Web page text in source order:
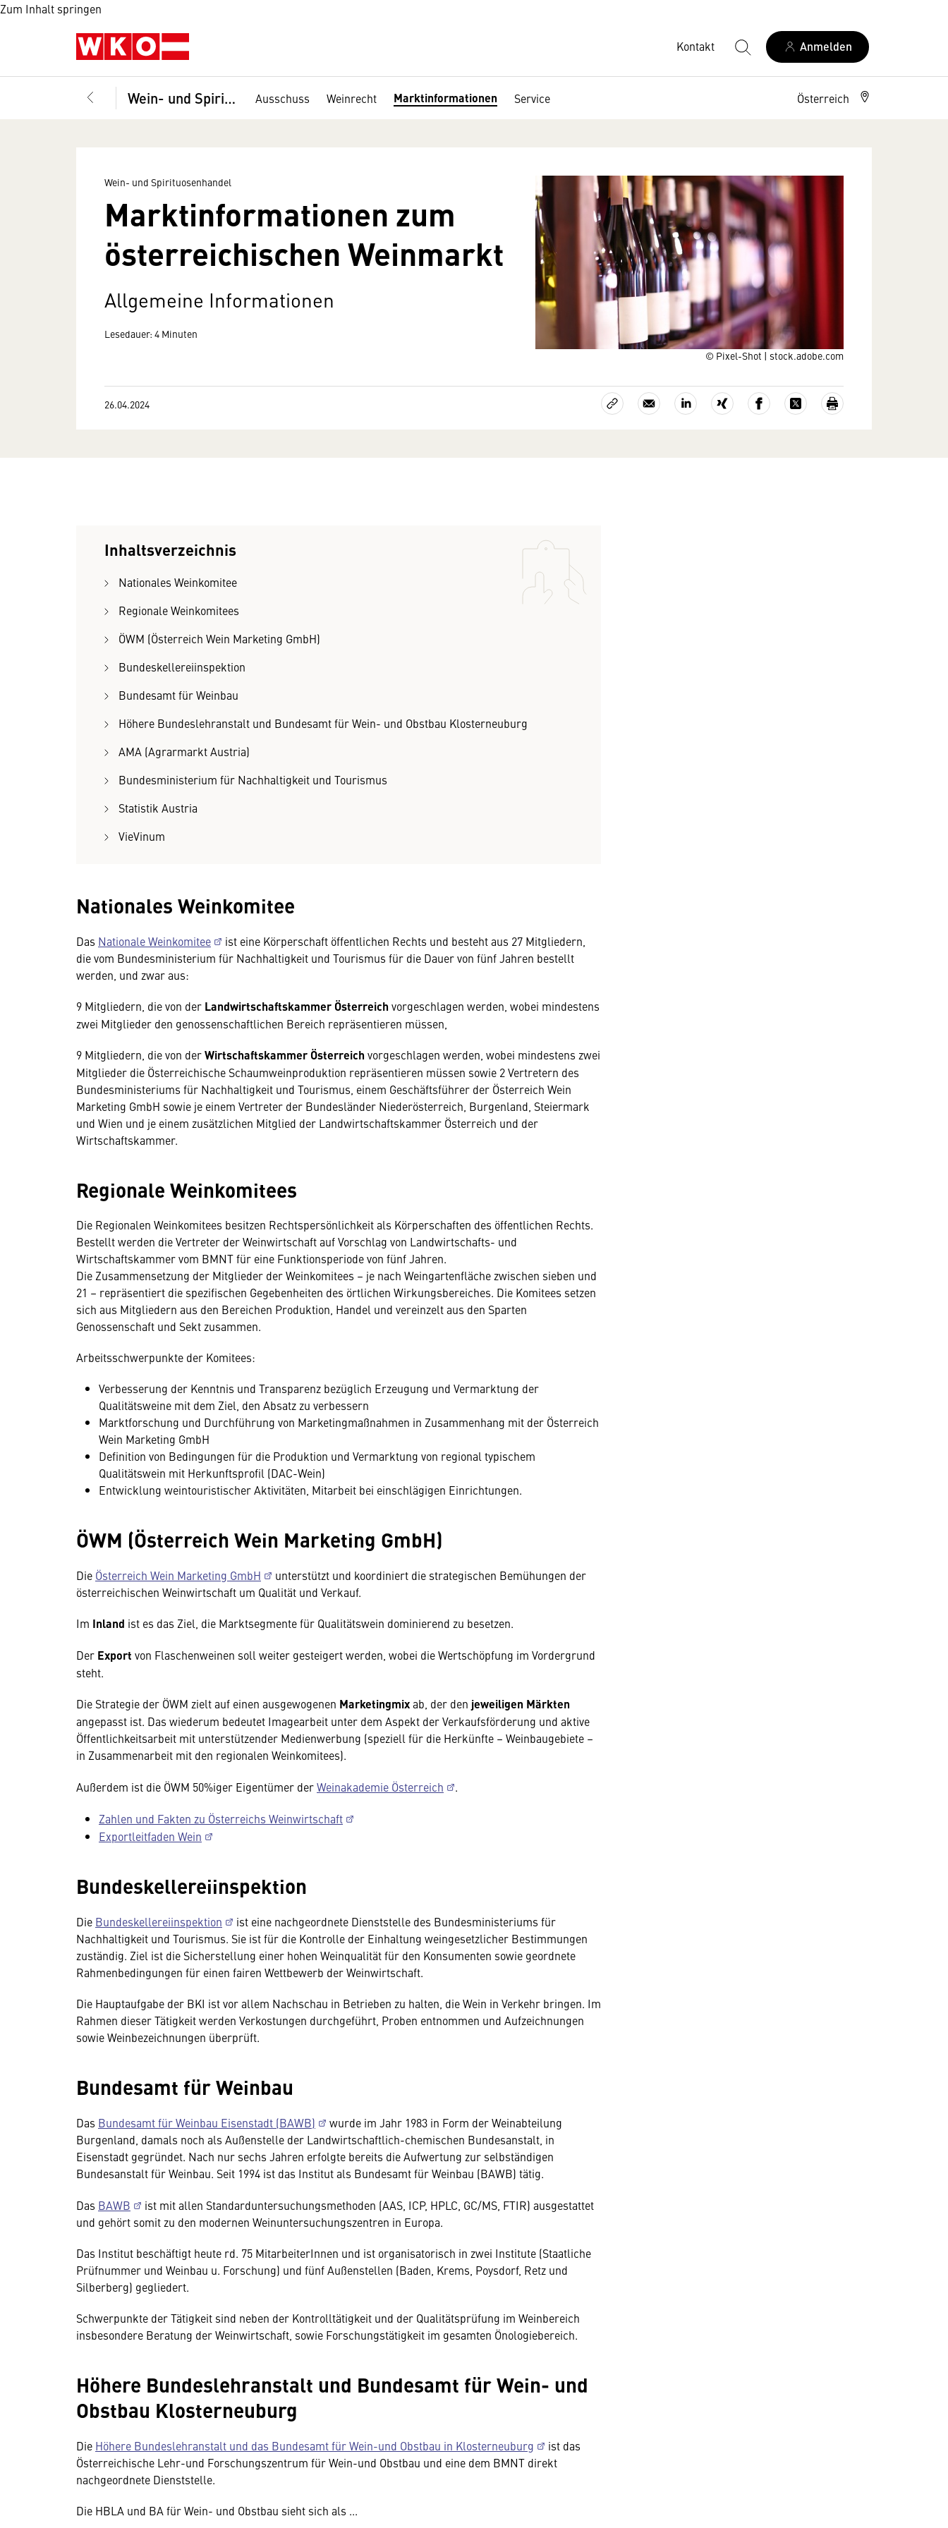
Zum Inhalt springen
Kontakt Anmelden
Wein- und Spirituosenhandel Ausschuss Weinrecht Marktinformationen Service Österreich
© Pixel-Shot | stock.adobe.com
Wein- und Spirituosenhandel
Markt­­in­formationen zum
öster­reichischen Wein­markt
Allgemeine Informationen
Lesedauer: 4 Minuten
26.04.2024
Inhaltsverzeichnis
Nationales Weinkomitee
Regionale Weinkomitees
ÖWM (Österreich Wein Marketing GmbH)
Bundeskellereiinspektion
Bundesamt für Weinbau
Höhere Bundeslehranstalt und Bundesamt für Wein- und Obstbau Klosterneuburg
AMA (Agrarmarkt Austria)
Bundesministerium für Nachhaltigkeit und Tourismus
Statistik Austria
VieVinum
Nationales Weinkomitee
Das Nationale Weinkomitee
ist eine Körperschaft öffentlichen Rechts und besteht aus 27 Mitgliedern,
die vom Bundesministerium für Nachhaltigkeit und Tourismus für die Dauer von fünf Jahren bestellt
werden, und zwar aus:
9 Mitgliedern, die von der Landwirtschaftskammer Österreich vorgeschlagen werden, wobei mindestens
zwei Mitglieder den genossenschaftlichen Bereich repräsentieren müssen,
9 Mitgliedern, die von derWirtschaftskammer Österreich vorgeschlagen werden, wobei mindestens zwei
Mitglieder die Österreichische Schaumweinproduktion repräsentieren müssen sowie 2 Vertretern des
Bundesministeriums für Nachhaltigkeit und Tourismus, einem Geschäftsführer der Österreich Wein
Marketing GmbH sowie je einem Vertreter der Bundesländer Niederösterreich, Burgenland, Steiermark
und Wien und je einem zusätzlichen Mitglied der Landwirtschaftskammer Österreich und der
Wirtschaftskammer.
Regionale Weinkomitees
Die Regionalen Weinkomitees besitzen Rechtspersönlichkeit als Körperschaften des öffentlichen Rechts.
Bestellt werden die Vertreter der Weinwirtschaft auf Vorschlag von Landwirtschafts- und
Wirtschaftskammer vom BMNT für eine Funktionsperiode von fünf Jahren.
Die Zusammensetzung der Mitglieder der Weinkomitees – je nach Weingartenfläche zwischen sieben und
21 – repräsentiert die spezifischen Gegebenheiten des örtlichen Wirkungsbereiches. Die Komitees setzen
sich aus Mitgliedern aus den Bereichen Produktion, Handel und vereinzelt aus den Sparten
Genossenschaft und Sekt zusammen.
Arbeitsschwerpunkte der Komitees:
Verbesserung der Kenntnis und Transparenz bezüglich Erzeugung und Vermarktung der
Qualitätsweine mit dem Ziel, den Absatz zu verbessern
Marktforschung und Durchführung von Marketingmaßnahmen in Zusammenhang mit der Österreich
Wein Marketing GmbH
Definition von Bedingungen für die Produktion und Vermarktung von regional typischem
Qualitätswein mit Herkunftsprofil (DAC-Wein)
Entwicklung weintouristischer Aktivitäten, Mitarbeit bei einschlägigen Einrichtungen.
ÖWM (Österreich Wein Marketing GmbH)
Die Österreich Wein Marketing GmbH
unterstützt und koordiniert die strategischen Bemühungen der
österreichischen Weinwirtschaft um Qualität und Verkauf.
Im Inland ist es das Ziel, die Marktsegmente für Qualitätswein dominierend zu besetzen.
Der Export von Flaschenweinen soll weiter gesteigert werden, wobei die Wertschöpfung im Vordergrund
steht.
Die Strategie der ÖWM zielt auf einen ausgewogenen Marketingmixab, der den jeweiligen Märkten
angepasst ist. Das wiederum bedeutet Imagearbeit unter dem Aspekt der Verkaufsförderung und aktive
Öffentlichkeitsarbeit mit unterstützender Medienwerbung (speziell für die Herkünfte – Weinbaugebiete –
in Zusammenarbeit mit den regionalen Weinkomitees).
Außerdem ist die ÖWM 50%iger Eigentümer derWeinakademie Österreich .
Zahlen und Fakten zu Österreichs Weinwirtschaft
Exportleitfaden Wein
Bundeskellereiinspektion
Die Bundeskellereiinspektion
ist eine nachgeordnete Dienststelle des Bundesministeriums für
Nachhaltigkeit und Tourismus. Sie ist für die Kontrolle der Einhaltung weingesetzlicher Bestimmungen
zuständig. Ziel ist die Sicherstellung einer hohen Weinqualität für den Konsumenten sowie geordnete
Rahmenbedingungen für einen fairen Wettbewerb der Weinwirtschaft.
Die Hauptaufgabe der BKI ist vor allem Nachschau in Betrieben zu halten, die Wein in Verkehr bringen. Im
Rahmen dieser Tätigkeit werden Verkostungen durchgeführt, Proben entnommen und Aufzeichnungen
sowie Weinbezeichnungen überprüft.
Bundesamt für Weinbau
Das Bundesamt für Weinbau Eisenstadt (BAWB)
wurde im Jahr 1983 in Form der Weinabteilung
Burgenland, damals noch als Außenstelle der Landwirtschaftlich-chemischen Bundesanstalt, in
Eisenstadt gegründet. Nach nur sechs Jahren erfolgte bereits die Aufwertung zur selbständigen
Bundesanstalt für Weinbau. Seit 1994 ist das Institut als Bundesamt für Weinbau (BAWB) tätig.
Das BAWB
ist mit allen Standarduntersuchungsmethoden (AAS, ICP, HPLC, GC/MS, FTIR) ausgestattet
und gehört somit zu den modernen Weinuntersuchungszentren in Europa.
Das Institut beschäftigt heute rd. 75 MitarbeiterInnen und ist organisatorisch in zwei Institute (Staatliche
Prüfnummer und Weinbau u. Forschung) und fünf Außenstellen (Baden, Krems, Poysdorf, Retz und
Silberberg) gegliedert.
Schwerpunkte der Tätigkeit sind neben der Kontrolltätigkeit und der Qualitätsprüfung im Weinbereich
insbesondere Beratung der Weinwirtschaft, sowie Forschungstätigkeit im gesamten Önologiebereich.
Höhere Bundeslehranstalt und Bundesamt für Wein- und
Obstbau Klosterneuburg
Die Höhere Bundeslehranstalt und das Bundesamt für Wein-und Obstbau in Klosterneuburg
ist das
Österreichische Lehr-und Forschungszentrum für Wein-und Obstbau und eine dem BMNT direkt
nachgeordnete Dienststelle.
Die HBLA und BA für Wein- und Obstbau sieht sich als ...